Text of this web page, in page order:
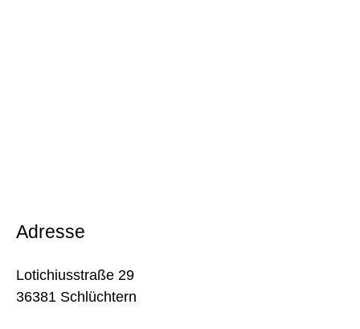
Adresse
Lotichiusstraße 29
36381 Schlüchtern